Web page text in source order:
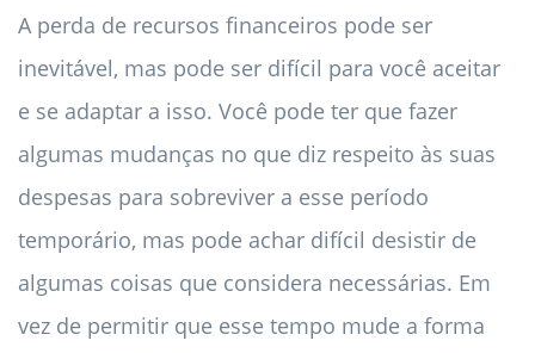
A perda de recursos financeiros pode ser
inevitável, mas pode ser difícil para você aceitar
e se adaptar a isso. Você pode ter que fazer
algumas mudanças no que diz respeito às suas
despesas para sobreviver a esse período
temporário, mas pode achar difícil desistir de
algumas coisas que considera necessárias. Em
vez de permitir que esse tempo mude a forma